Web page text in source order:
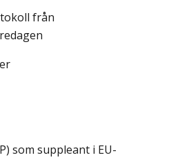
från
som suppleant i EU-